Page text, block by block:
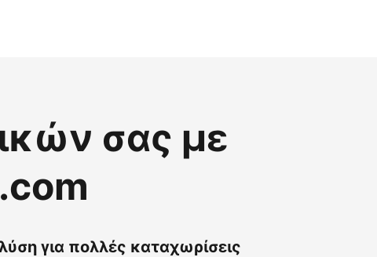
σας με
για πολλές καταχωρίσεις